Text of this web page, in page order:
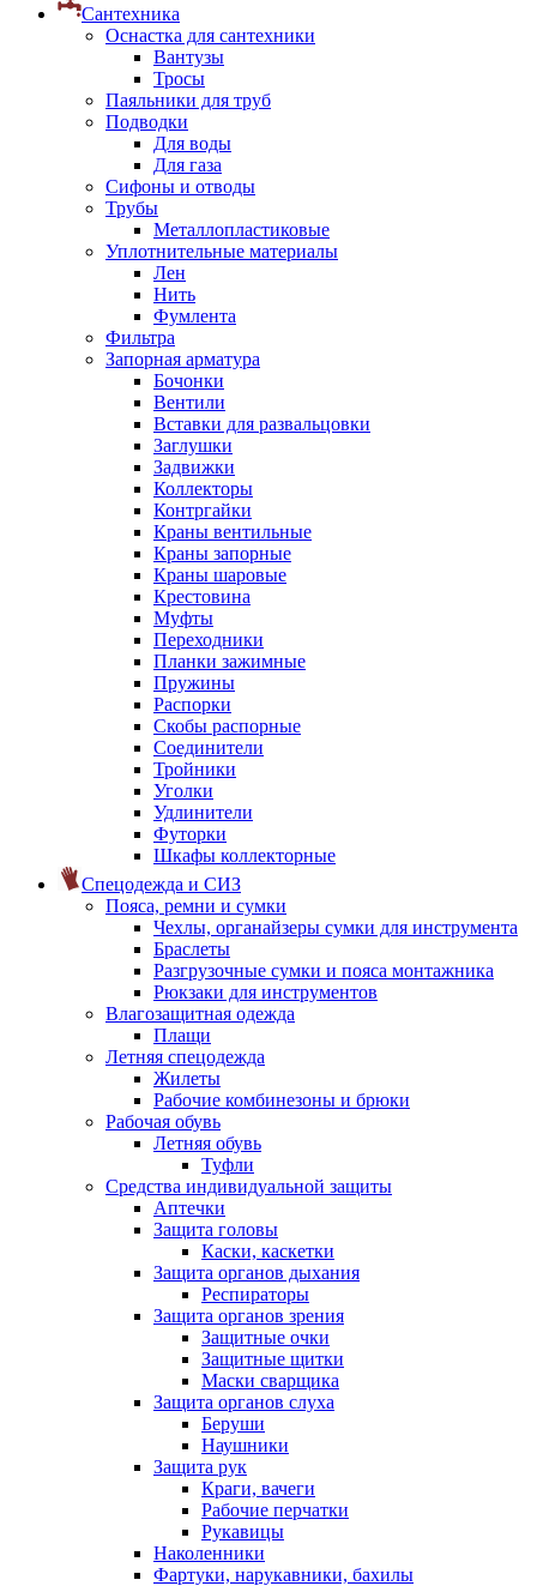
Сантехника
Оснастка для сантехники
Вантузы
Тросы
Паяльники для труб
Подводки
Для воды
Для газа
Сифоны и отводы
Трубы
Металлопластиковые
Уплотнительные материалы
Лен
Нить
Фумлента
Фильтра
Запорная арматура
Бочонки
Вентили
Вставки для развальцовки
Заглушки
Задвижки
Коллекторы
Контргайки
Краны вентильные
Краны запорные
Краны шаровые
Крестовина
Муфты
Переходники
Планки зажимные
Пружины
Распорки
Скобы распорные
Соединители
Тройники
Уголки
Удлинители
Футорки
Шкафы коллекторные
Спецодежда и СИЗ
Пояса, ремни и сумки
Чехлы, органайзеры сумки для инструмента
Браслеты
Разгрузочные сумки и пояса монтажника
Рюкзаки для инструментов
Влагозащитная одежда
Плащи
Летняя спецодежда
Жилеты
Рабочие комбинезоны и брюки
Рабочая обувь
Летняя обувь
Туфли
Средства индивидуальной защиты
Аптечки
Защита головы
Каски, каскетки
Защита органов дыхания
Респираторы
Защита органов зрения
Защитные очки
Защитные щитки
Маски сварщика
Защита органов слуха
Беруши
Наушники
Защита рук
Краги, вачеги
Рабочие перчатки
Рукавицы
Наколенники
Фартуки, нарукавники, бахилы